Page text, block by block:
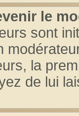
le
sont
la
de lui